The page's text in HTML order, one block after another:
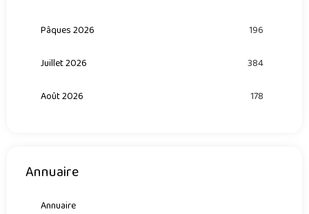
Pâques 2026 196
Juillet 2026 384
Août 2026 178
Annuaire
Annuaire